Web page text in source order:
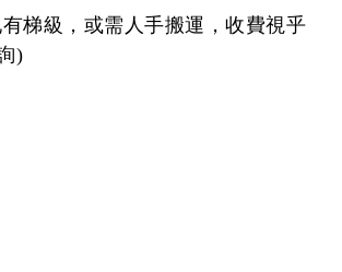
梯級，或需人手搬運，收費視乎
)